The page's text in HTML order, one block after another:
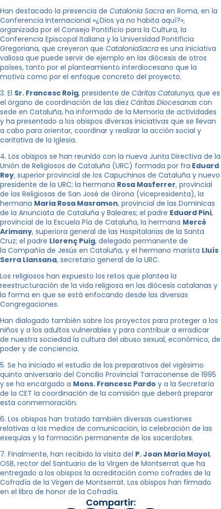
Han destacado la presencia de Catalonia Sacra en Roma, en la
Conferencia Internacional «¿Dios ya no habita aquí?»,
organizada por el Consejo Pontificio para la Cultura, la
Conferencia Episcopal Italiana y la Universidad Pontificia
Gregoriana, que creyeron que CataloniaSacra es una iniciativa
valiosa que puede servir de ejemplo en las diócesis de otros
países, tanto por el planteamiento interdiocesano que la
motiva como por el enfoque concreto del proyecto.
3. El Sr. Francesc Roig, presidente de Càritas Catalunya, que es
el órgano de coordinación de las diez Cáritas Diocesanas con
sede en Cataluña, ha informado de la Memoria de actividades
y ha presentado a los obispos diversas iniciativas que se llevan
a cabo para orientar, coordinar y realizar la acción social y
caritativa de la Iglesia.
4. Los obispos se han reunido con la nueva Junta Directiva de la
Unión de Religiosos de Cataluña (URC) formada por fra Eduard
Rey, superior provincial de los Capuchinos de Cataluña y nuevo
presidente de la URC; la hermana Rosa Masferrer, provincial
de las Religiosas de San José de Girona (vicepresidenta), la
hermana Maria Rosa Masramon, provincial de las Dominicas
de la Anunciata de Cataluña y Baleares; el padre Eduard Pini,
provincial de la Escuela Pía de Cataluña, la hermana Mercè
Arimany, superiora general de las Hospitalarias de la Santa
Cruz; el padre Llorenç Puig, delegado permanente de
la Compañía de Jesús en Cataluña, y el hermano marista Lluís
Serra Llansana, secretario general de la URC.
Los religiosos han expuesto los retos que plantea la
reestructuración de la vida religiosa en las diócesis catalanas y
la forma en que se está enfocando desde las diversas
Congregaciones.
Han dialogado también sobre los proyectos para proteger a los
niños y a los adultos vulnerables y para contribuir a erradicar
de nuestra sociedad la cultura del abuso sexual, económico, de
poder y de conciencia.
5. Se ha iniciado el estudio de los preparativos del vigésimo
quinto aniversario del Concilio Provincial Tarraconense de 1995
y se ha encargado a Mons. Francesc Pardo y a la Secretaría
de la CET la coordinación de la comisión que deberá preparar
esta conmemoración.
6. Los obispos han tratado también diversas cuestiones
relativas a los medios de comunicación, la celebración de las
exequias y la formación permanente de los sacerdotes.
7. Finalmente, han recibido la visita del P. Joan Maria Mayol,
OSB, rector del Santuario de la Virgen de Montserrat que ha
entregado a los obispos la acreditación como cofrades de la
Cofradía de la Virgen de Montserrat. Los obispos han firmado
en el libro de honor de la Cofradía.
Compartir: